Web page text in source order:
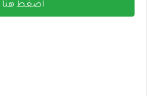
اضغط هنا